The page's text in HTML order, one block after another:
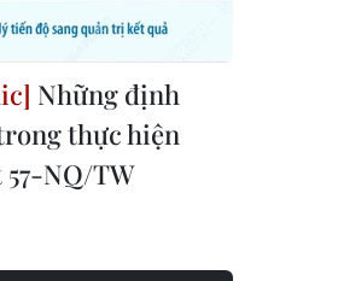
Những định
thực hiện
NQ/TW